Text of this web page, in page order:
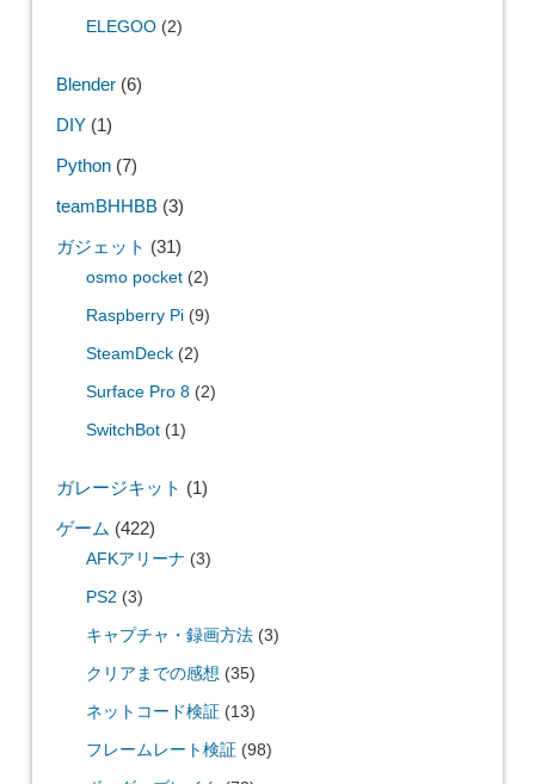
ELEGOO(2)
Blender(6)
DIY(1)
Python(7)
teamBHHBB(3)
ガジェット (31)
osmo pocket(2)
Raspberry Pi(9)
SteamDeck(2)
Surface Pro 8(2)
SwitchBot(1)
ガレージキット (1)
ゲーム (422)
AFKアリーナ (3)
PS2 (3)
キャプチャ・録画方法(3)
クリアまでの感想 (35)
ネットコード検証 (13)
フレームレート検証 (98)